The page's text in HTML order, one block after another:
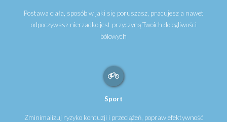
Postawa ciała, sposób w jaki się poruszasz, pracujesz a nawet
odpoczywasz nierzadko jest przyczyną Twoich dolegliwości
bólowych
Sport
Zminimalizuj ryzyko kontuzji i przeciążeń, popraw efektywność